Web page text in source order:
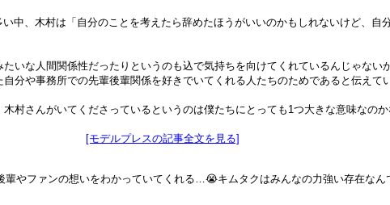
中、木村は「自分のことを考えたら辞めたほうがいいのかもしれないけど、
いな人間関係性だったりというのも込で気持ちを向けてくれているんじゃな
分や事務所での先輩後輩関係を好きでいてくれる人たちのためであると伝えてい
村さんがいてくださっているというのは僕たちにとっても1つ大きな意味なのか
[モデルプレスの記事全文を見る]
やファンの想いをわかっていてくれる…😭キムタクはみんなの力強い存在な